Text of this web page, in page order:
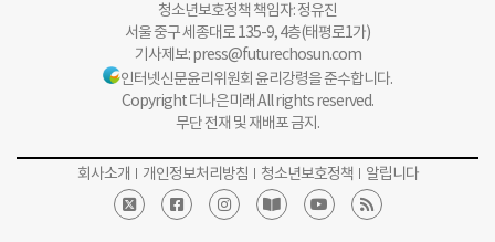
청소년보호정책 책임자: 정유진
서울 중구 세종대로 135-9, 4층(태평로1가)
기사제보:press@futurechosun.com
인터넷신문윤리위원회 윤리강령을 준수합니다.
Copyright 더나은미래 All rights reserved.
무단 전재 및 재배포 금지.
회사소개 개인정보처리방침 청소년보호정책 알립니다